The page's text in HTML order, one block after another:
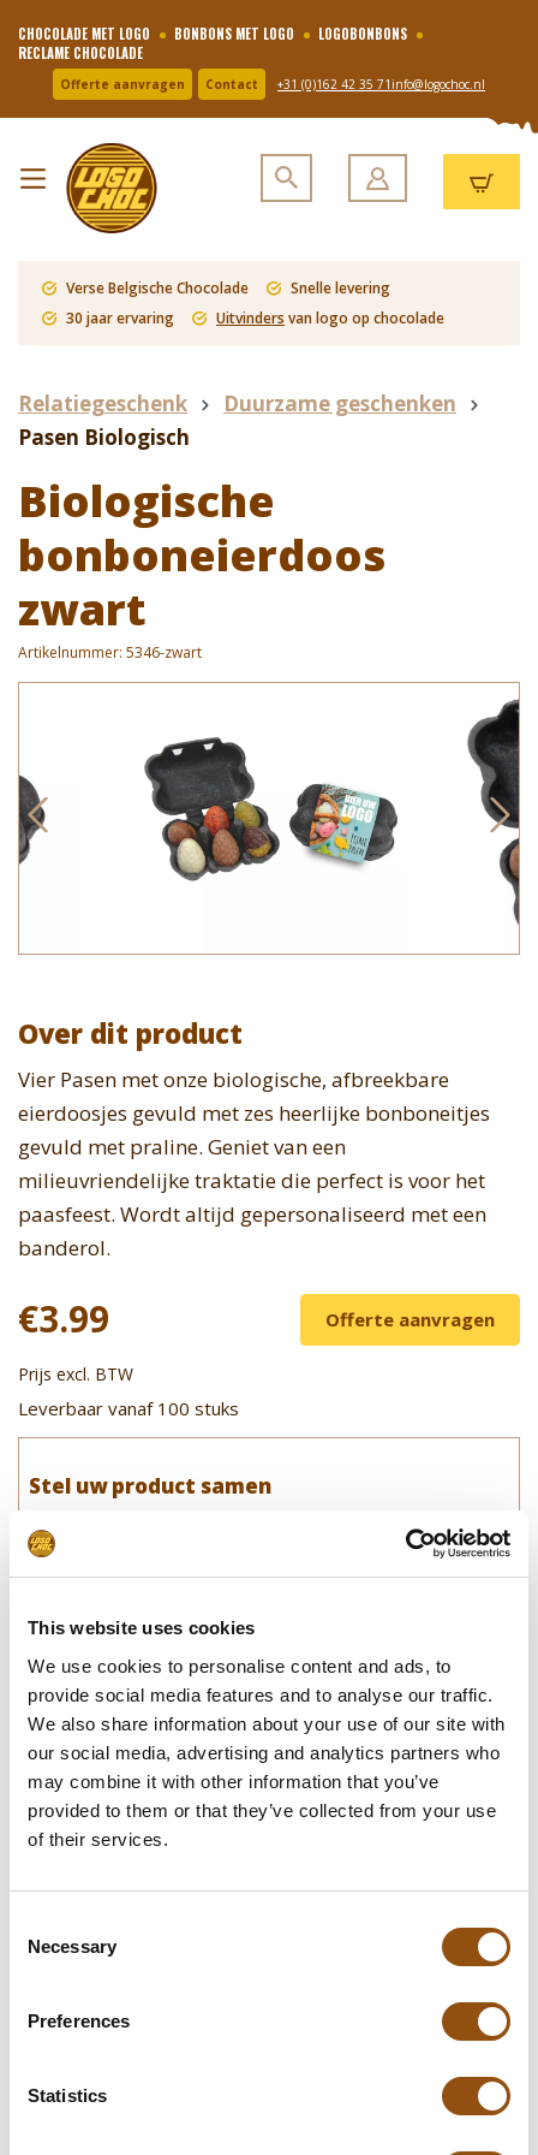
This website uses cookies
We use cookies to personalise content and ads, to
provide social media features and to analyse our traffic.
We also share information about your use of our site with
our social media, advertising and analytics partners who
may combine it with other information that you’ve
provided to them or that they’ve collected from your use
of their services.
Selection
Necessary
Preferences
Statistics
CHOCOLADE MET LOGO BONBONS MET LOGO
LOGOBONBONS
RECLAME CHOCOLADE
Offerte aanvragen Contact +31 (0)162 42 35 71 info@logochoc.nl
Verse Belgische Chocolade
Snelle levering
30 jaar ervaring
Uitvinders van logo op chocolade
Relatiegeschenk
Duurzame geschenken
Pasen Biologisch
Biologische
bonboneierdoos
zwart
Artikelnummer: 5346-zwart
Over dit product
Vier Pasen met onze biologische, afbreekbare
eierdoosjes gevuld met zes heerlijke bonboneitjes
gevuld met praline. Geniet van een
milieuvriendelijke traktatie die perfect is voor het
paasfeest. Wordt altijd gepersonaliseerd met een
banderol.
€3.99 Offerte aanvragen
Prijs excl. BTW
Leverbaar vanaf 100 stuks
Stel uw product samen
Upload uw logo/design
Opmerkingen
In winkelwagentje
**Uiteindelijke prijzen kunnen afwijken door mogelijke hercalculaties in
Verpakking Biologisch afbreekbaar eierdoosje